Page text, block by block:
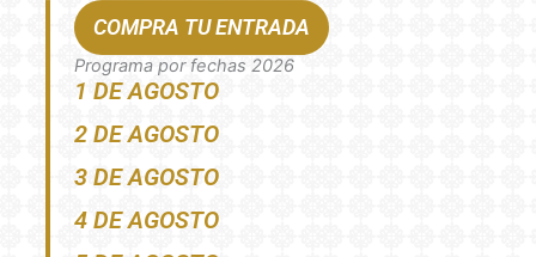
COMPRA TU ENTRADA
Programa por fechas 2026
1 DE AGOSTO
2 DE AGOSTO
3 DE AGOSTO
4 DE AGOSTO